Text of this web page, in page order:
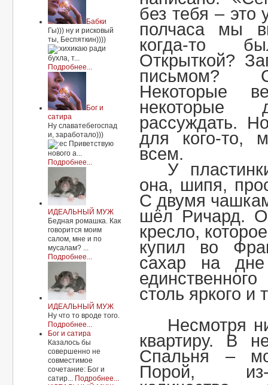
Бабки
Гы))) ну и рисковый
ты, Беспяткин))))
ради
бухла, т...
Подробнее...
Бог и
сатира
Ну славатебегоспад
и, заработало)))
Приветствую
нового а...
Подробнее...
ИДЕАЛЬНЫЙ МУЖ
Бедная ромашка. Как
говорится моим
салом, мне и по
мусалам? ...
Подробнее...
ИДЕАЛЬНЫЙ МУЖ
Ну что то вроде того.
Подробнее...
Бог и сатира
Казалось бы
совершенно не
совместимое
сочетание: Бог и
сатир... Подробнее...
без тебя –
полчаса мы
когда-то
Открыткой?
письмом?
Некоторые
рассуждать.
для кого-то,
всем.
У
она, шипя,
С двумя
шёл Ричард.
кресло,
купил во
сахар на
столь яркого и
Несмотря
квартиру. В
Спальня –
Порой, из-